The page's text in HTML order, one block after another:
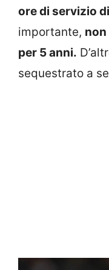
ore di servizio
importante,
per 5 anni.
sequestrato a